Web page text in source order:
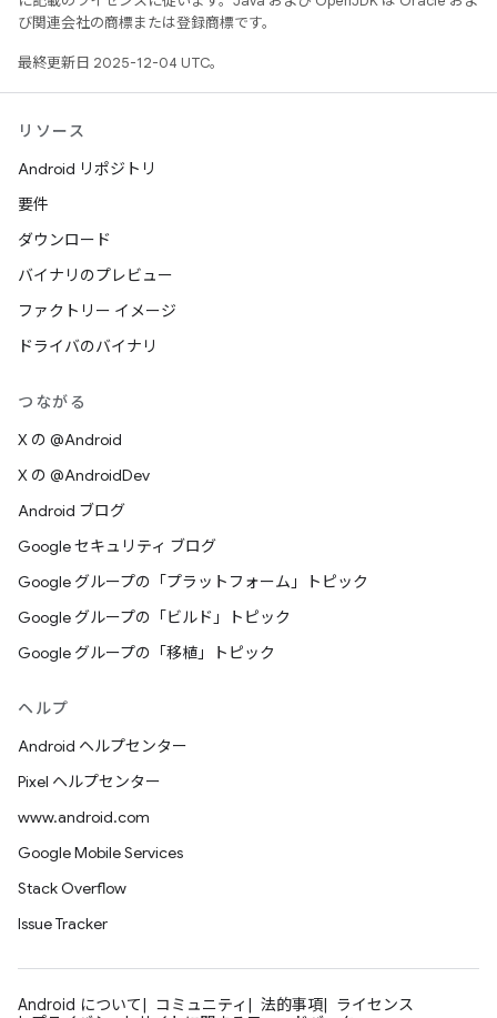
び関連会社の商標または登録商標です。
最終更新日 2025-12-04 UTC。
リソース
Android リポジトリ
要件
ダウンロード
バイナリのプレビュー
ファクトリー イメージ
ドライバのバイナリ
つながる
X の @Android
X の @AndroidDev
Android ブログ
Google セキュリティ ブログ
Google グループの「プラットフォーム」トピック
Google グループの「ビルド」トピック
Google グループの「移植」トピック
ヘルプ
Android ヘルプセンター
Pixel ヘルプセンター
www.android.com
Google Mobile Services
Stack Overflow
Issue Tracker
Android について コミュニティ 法的事項
ライセンス